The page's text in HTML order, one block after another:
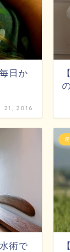
日か
21, 2016
術で